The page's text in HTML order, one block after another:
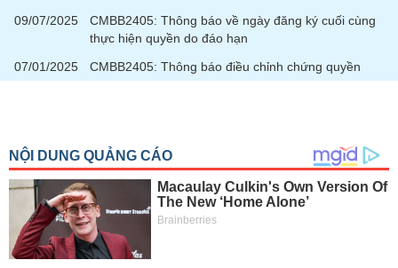
09/07/2025
CMBB2405: Thông báo về ngày đăng ký cuối cùng
thực hiện quyền do đáo hạn
07/01/2025
CMBB2405: Thông báo điều chỉnh chứng quyền